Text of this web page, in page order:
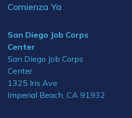
Comienza Ya
San Diego Job Corps
Center
San Diego Job Corps
Center
1325 Iris Ave
Imperial Beach, CA 91932